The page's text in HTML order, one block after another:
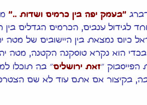
"בעמק יפה בין כרמים ושדות .."
לגידול ענבים, הכרמים הגדלים בין
כיום נמצאת בין היישובים של מטה
הוא נקרא טוסקנה הקטנה, מטה
״זאת ירושלים״ בה תוכלו
בקיצור אם אתם עוד לא שם